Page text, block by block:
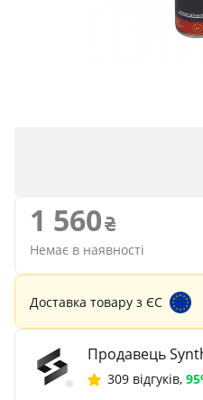
1 560
Немає в наявності
Доставка товару з ЄС
Продавець
309 відгуків,